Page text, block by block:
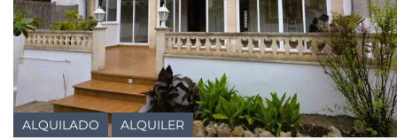
ALQUILADO ALQUILER